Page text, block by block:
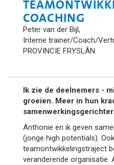
COACHING
Peter van der Bijl,
Interne trainer/Coach/
PROVINCIE FRYSLÂN
Ik zie de deelnemers -
groeien. Meer in hun
samenwerkingsgerichter.
Anthonie en ik geven
(jonge high potentials).
teamontwikkelingstraject
veranderende organisatie.